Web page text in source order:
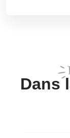
Dans